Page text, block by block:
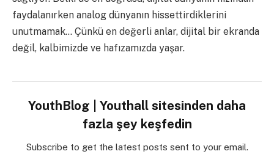
faydalanırken analog dünyanın hissettirdiklerini
unutmamak… Çünkü en değerli anlar, dijital bir ekranda
değil, kalbimizde ve hafızamızda yaşar.
YouthBlog | Youthall sitesinden daha
fazla şey keşfedin
Subscribe to get the latest posts sent to your email.